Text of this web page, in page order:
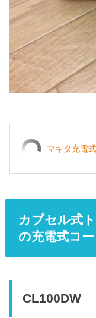
マキタ充電
カプセル式
の充電式コ
CL100DW